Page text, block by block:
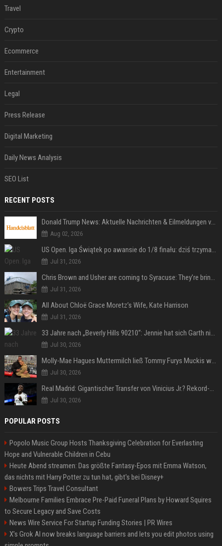
Travel
Crypto
Ecommerce
Entertainment
Legal
Press Release
Digital Marketing
Daily News Analysis
SEO List
RECENT POSTS
Donald Trump News: Aktuelle Nachrichten & Eilmeldungen von heute zum US-Präsidenten.
Aug 02, 2026
US Open. Iga Świątek po awansie do 1/8 finału: dziś trzymałam poziom
Jul 31, 2026
Chris Brown and Usher are coming to Syracuse: They’re bringing lots of traffic with them
Jul 31, 2026
All About Chloë Grace Moretz’s Wife, Kate Harrison
Jul 31, 2026
33 Jahre nach „Beverly Hills 90210“: Jennie hat sich Garth nicht verändert
Jul 30, 2026
Molly-Mae Hagues Muttermilch ließ Tommy Furys Muckis wachsen
Jul 30, 2026
Real Madrid: Gigantischer Transfer von Vinicius Jr.? Rekord-Zahlen stehen im Raum!
Jul 30, 2026
POPULAR POSTS
Popolo Music Group Hosts Thanksgiving Celebration for Everlasting
Hope and Vulnerable Children in Cebu
Heute Abend streamen: Das größte Fantasy-Epos mit Emma Watson,
das nichts mit Harry Potter zu tun hat, gibt's bei Disney+
Bowers Trips Travel Consultant
Melbourne Families Embrace Pre-Paid Funeral Plans by Howard Squires
to Secure Legacy and Save Costs
News Wire Service For Startup Funding Stories | PR Wires
X’s Grok AI now breaks language barriers and lets you edit photos using